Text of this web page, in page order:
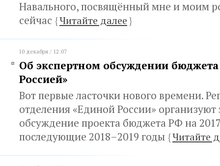
Навального, посвящённый мне и моим
сейчас {Читайте далее}
10 декабря / 12:07
Об экспертном обсуждении
Россией»
Вот первые ласточки нового времени.
отделения «Единой России» организуют
обсуждение проекта бюджета РФ на
последующие 2018–2019 годы {Читайте